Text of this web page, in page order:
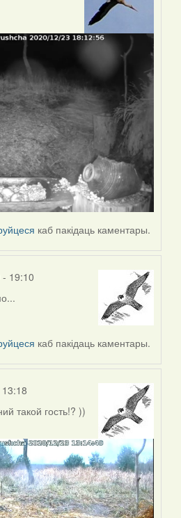
каб пакідаць каментары.
19:10
каб пакідаць каментары.
такой гость!? ))